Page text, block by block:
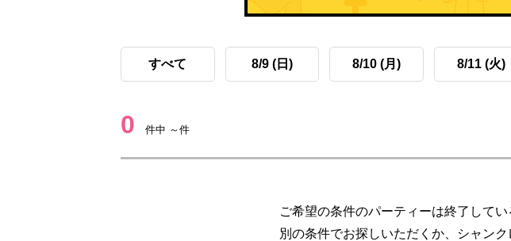
すべて 8/9 (日) 8/10 (月) 8/11 (火)
0 件中 ～件
ご希望の条件のパーティーは終了してい
別の条件でお探しいただくか、シャン